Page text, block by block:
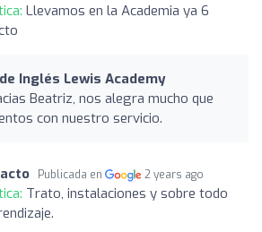
Llevamos en la Academia ya 6
Inglés Lewis Academy
Beatriz, nos alegra mucho que
con nuestro servicio.
Publicada en 2 years ago
Trato, instalaciones y sobre todo